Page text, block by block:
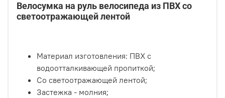
Велосумка на руль велосипеда из ПВХ со
светоотражающей лентой
Материал изготовления: ПВХ с
водоотталкивающей пропиткой;
Со светоотражающей лентой;
Застежка - молния;